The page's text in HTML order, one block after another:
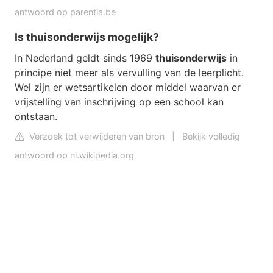
antwoord op parentia.be
Is thuisonderwijs mogelijk?
In Nederland geldt sinds 1969 thuisonderwijs in
principe niet meer als vervulling van de leerplicht.
Wel zijn er wetsartikelen door middel waarvan er
vrijstelling van inschrijving op een school kan
ontstaan.
Verzoek tot verwijderen van bron
Bekijk volledig
antwoord op nl.wikipedia.org